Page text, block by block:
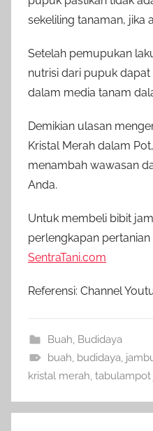
sekeliling tanaman, jika
Setelah pemupukan
nutrisi dari pupuk
dalam media tanam
Demikian ulasan
Kristal Merah dalam
menambah wawasan
Anda.
Untuk membeli bibit
perlengkapan
SentraTani.com
Referensi: Channel
Buah, Budidaya
buah, budidaya,
kristal merah, tabulampot